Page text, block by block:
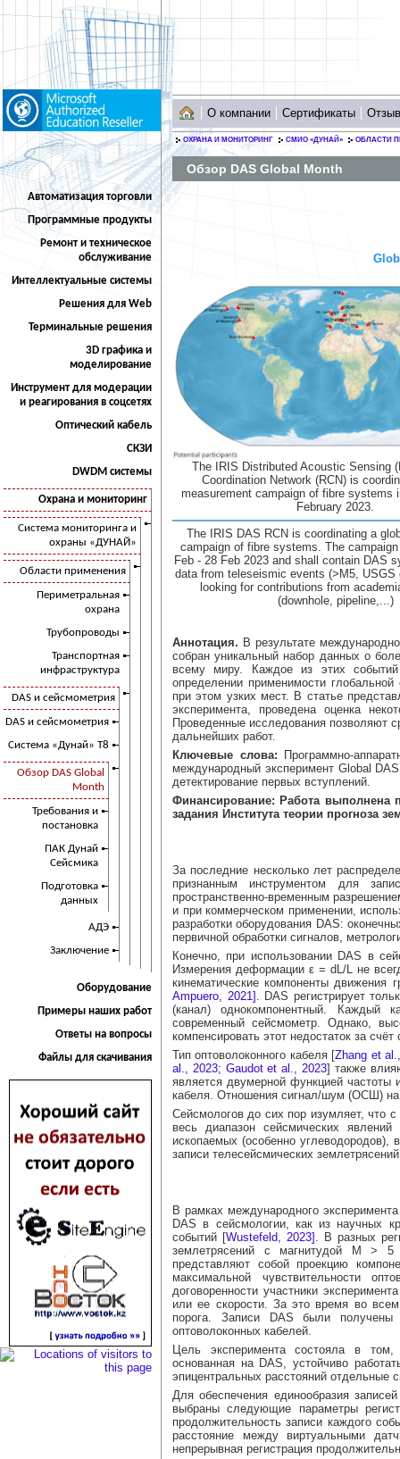
Автоматизация торговли
Программные продукты
Ремонт и техническое
обслуживание
Интеллектуальные системы
Решения для Web
Терминальные решения
3D графика и
моделирование
Инструмент для модерации
и реагирования в соцсетях
Оптический кабель
СКЗИ
DWDM системы
Охрана и мониторинг
Система мониторинга и
охраны «ДУНАЙ»
Области применения
Периметральная
охрана
Трубопроводы
Транспортная
инфраструктура
DAS и сейсмометрия
DAS и сейсмометрия
Система «Дунай» Т8
Обзор DAS Global
Month
Требования и
постановка
ПАК Дунай
Сейсмика
Подготовка
данных
АДЭ
Заключение
Оборудование
Примеры наших работ
Ответы на вопросы
Файлы для скачивания
О компании Сертификаты
ОХРАНА И МОНИТОРИНГ СМИО «ДУНАЙ» ОБЛАСТИ
Обзор DAS Global Month
The IRIS Distributed Acoustic Sensing
Coordination Network (RCN) is
measurement campaign of fibre systems
February 2023.
The IRIS DAS RCN is coordinating a
campaign of fibre systems. The
Feb - 28 Feb 2023 and shall contain DAS
data from teleseismic events (>M5, USGS
looking for contributions from
(downhole, pipeline,...)
Аннотация. В результате
собран уникальный набор данных о
всему миру. Каждое из этих
определении применимости
при этом узких мест. В статье
эксперимента, проведена оценка
Проведенные исследования позволяют
дальнейших работ.
Ключевые слова: Программно-
международный эксперимент Global
детектирование первых вступлений.
Финансирование: Работа выполнена
задания Института теории прогноза
За последние несколько лет
признанным инструментом для
пространственно-временным
и при коммерческом применении,
разработки оборудования DAS:
первичной обработки сигналов,
Конечно, при использовании DAS в
Измерения деформации ε = dL/L не
кинематические компоненты движения
Ampuero, 2021] . DAS регистрирует
(канал) однокомпонентный. Каждый
современный сейсмометр. Однако,
компенсировать этот недостаток за
Тип оптоволоконного кабеля [Zhang et
al., 2023; Gaudot et al., 2023] также
является двумерной функцией частоты
кабеля. Отношения сигнал/шум (ОСШ) на
Сейсмологов до сих пор изумляет, что
весь диапазон сейсмических явлений
ископаемых (особенно углеводородов),
записи телесейсмических
В рамках международного
DAS в сейсмологии, как из научных
событий [Wustefeld, 2023] . В разных
землетрясений с магнитудой M > 5
представляют собой проекцию
максимальной чувствительности
договоренности участники
или ее скорости. За это время во
порога. Записи DAS были
оптоволоконных кабелей.
Цель эксперимента состояла в том,
основанная на DAS, устойчиво
эпицентральных расстояний отдельные
Для обеспечения единообразия
выбраны следующие параметры
продолжительность записи каждого
расстояние между виртуальными
непрерывная регистрация